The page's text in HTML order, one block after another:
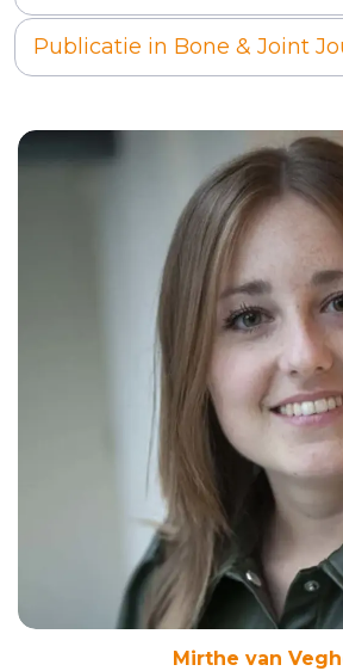
Publicatie in Bone & Joint
Mirthe van